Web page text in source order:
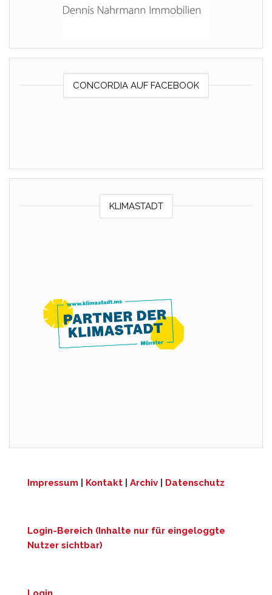
CONCORDIA AUF FACEBOOK
KLIMASTADT
Impressum Kontakt Archiv Datenschutz
Login-Bereich (Inhalte nur für eingeloggte
Nutzer sichtbar)